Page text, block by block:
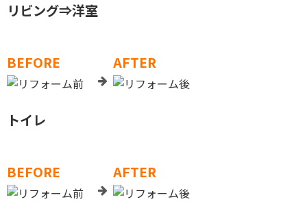
リビング⇒洋室
BEFORE AFTER
トイレ
BEFORE AFTER